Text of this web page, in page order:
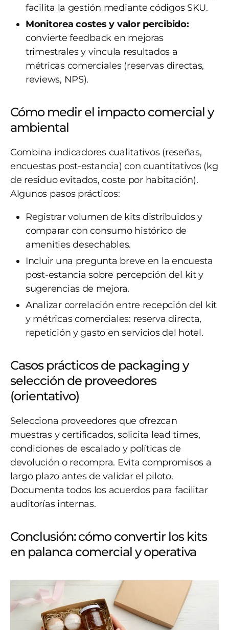
facilita la gestión mediante códigos SKU.
Monitorea costes y valor percibido:
convierte feedback en mejoras
trimestrales y vincula resultados a
métricas comerciales (reservas directas,
reviews, NPS).
Cómo medir el impacto comercial y
ambiental
Combina indicadores cualitativos (reseñas,
encuestas post-estancia) con cuantitativos (kg
de residuo evitados, coste por habitación).
Algunos pasos prácticos:
Registrar volumen de kits distribuidos y
comparar con consumo histórico de
amenities desechables.
Incluir una pregunta breve en la encuesta
post-estancia sobre percepción del kit y
sugerencias de mejora.
Analizar correlación entre recepción del kit
y métricas comerciales: reserva directa,
repetición y gasto en servicios del hotel.
Casos prácticos de packaging y
selección de proveedores
(orientativo)
Selecciona proveedores que ofrezcan
muestras y certificados, solicita lead times,
condiciones de escalado y políticas de
devolución o recompra. Evita compromisos a
largo plazo antes de validar el piloto.
Documenta todos los acuerdos para facilitar
auditorías internas.
Conclusión: cómo convertir los kits
en palanca comercial y operativa